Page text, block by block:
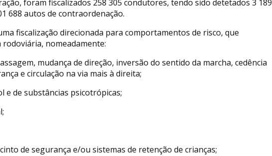
foram fiscalizados 258 305 condutores, tendo sido detetados 3 189
688 autos de contraordenação.
fiscalização direcionada para comportamentos de risco, que
rodoviária, nomeadamente:
mudança de direção, inversão do sentido da marcha, cedência
e circulação na via mais à direita;
e de substâncias psicotrópicas;
de segurança e/ou sistemas de retenção de crianças;